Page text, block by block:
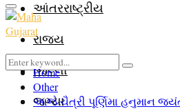
આંતરરાષ્ટ્રીય
રાજ્ય
જિલ્લો
જગ્યા
Primary
Menu
Search
for:
Search
Home
Other
આજે ચૈત્રી પૂર્ણિમા હનુમાન